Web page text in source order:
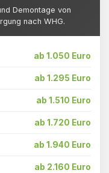
Demontage von
nach WHG.
ab 1.050 Euro
ab 1.295 Euro
ab 1.510 Euro
ab 1.720 Euro
ab 1.940 Euro
ab 2.160 Euro